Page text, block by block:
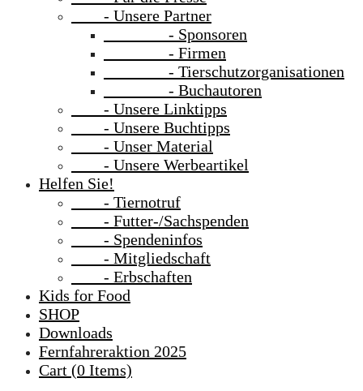
- Unsere Partner
- Sponsoren
- Firmen
- Tierschutzorganisationen
- Buchautoren
- Unsere Linktipps
- Unsere Buchtipps
- Unser Material
- Unsere Werbeartikel
Helfen Sie!
- Tiernotruf
- Futter-/Sachspenden
- Spendeninfos
- Mitgliedschaft
- Erbschaften
Kids for Food
SHOP
Downloads
Fernfahreraktion 2025
Cart (0 Items)